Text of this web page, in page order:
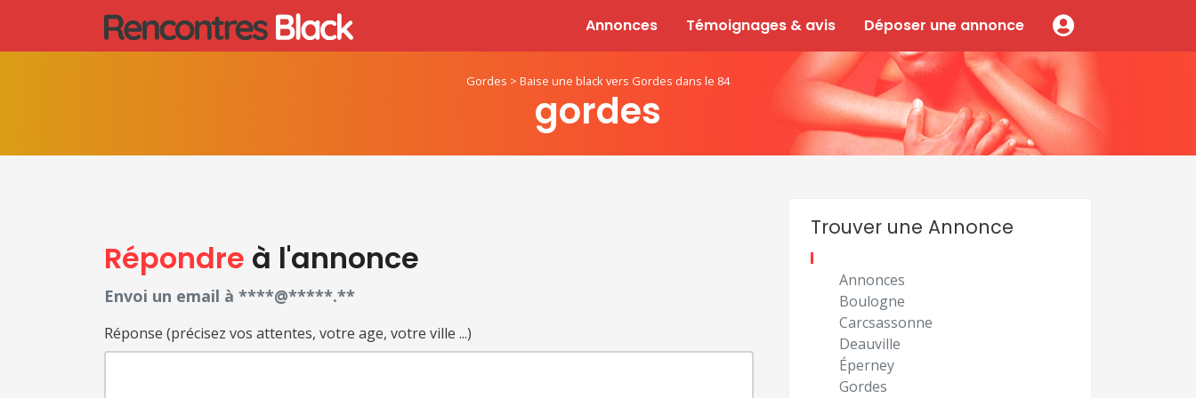
Annonces Témoignages & avis Déposer une annonce
Gordes > Baise une black vers Gordes dans le 84
gordes
Répondre à l'annonce
Envoi un email à ****@*****.**
Réponse (précisez vos attentes, votre age, votre ville ...)
Trouver une Annonce
Annonces
Boulogne
Carcsassonne
Deauville
Éperney
Gordes